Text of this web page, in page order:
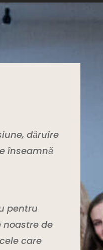
dăruire
înseamnă
pentru
noastre de
care